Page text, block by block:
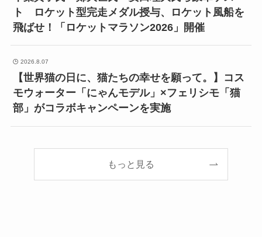
ト ロケット型完走メダル授与、ロケット風船を
飛ばせ！「ロケットマラソン2026」開催
2026.8.07
【世界猫の日に、猫たちの幸せを願って。】コス
モウォーター「にゃんモデル」×フェリシモ「猫
部」がコラボキャンペーンを実施
もっと見る